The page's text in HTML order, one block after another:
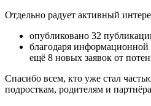
Отдельно радует активный
опубликовано 32
благодаря
ещё 8 новых заявок от
Спасибо всем, кто уже стал
подросткам, родителям и